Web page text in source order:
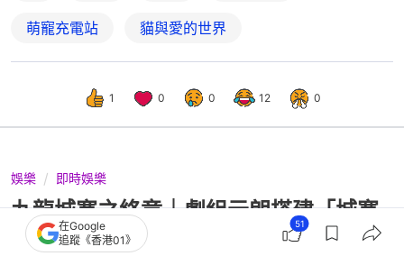
萌寵充電站 貓與愛的世界
1 0 0 12 0
娛樂 即時娛樂
九龍城寨之終章｜劇組元朗搭建「城寨
景」 網民激讚美術組好勁
在Google
追蹤《香港01》
51